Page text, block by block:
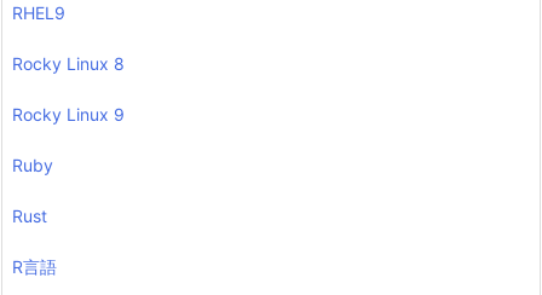
RHEL9
Rocky Linux 8
Rocky Linux 9
Ruby
Rust
R言語